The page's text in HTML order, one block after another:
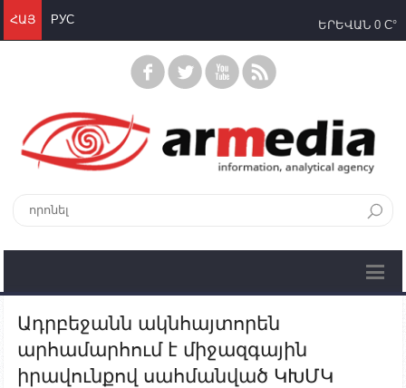
ՀԱՅ РУС ԵՐԵՎԱՆ 0 C°
Ադրբեջանն ակնհայտորեն
արհամարհում է միջազգային
իրավունքով սահմանված ԿԽՄԿ